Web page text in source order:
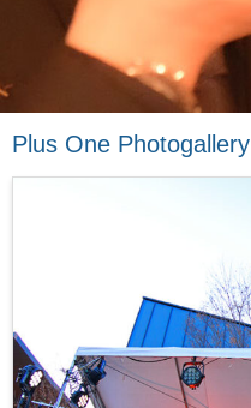
Plus One Photogallery